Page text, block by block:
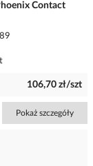
Contact
106,70 zł/szt
Pokaż szczegóły